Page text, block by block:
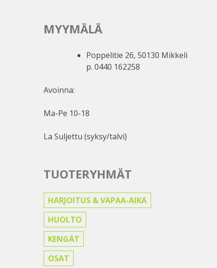
MYYMÄLÄ
Poppelitie 26, 50130 Mikkeli
p. 0440 162258
Avoinna:
Ma-Pe 10-18
La Suljettu (syksy/talvi)
TUOTERYHMÄT
HARJOITUS & VAPAA-AIKA
HUOLTO
KENGÄT
OSAT